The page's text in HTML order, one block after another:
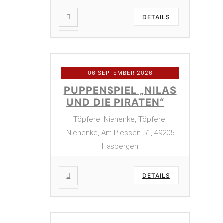
DETAILS
06 SEPTEMBER 2026
PUPPENSPIEL „NILAS
UND DIE PIRATEN“
Töpferei Niehenke, Töpferei
Niehenke, Am Plessen 51, 49205
Hasbergen
DETAILS